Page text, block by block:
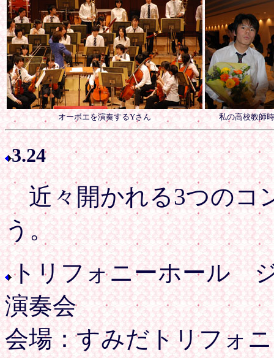
オーボエを演奏するYさん 私の高校教師
3.24
近々開かれる3つのコ
う。
トリフォニーホール
演奏会
会場：すみだトリフォ